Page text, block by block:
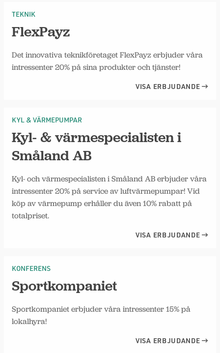
TEKNIK
FlexPayz
Det innovativa teknikföretaget FlexPayz erbjuder våra
intressenter 20% på sina produkter och tjänster!
VISA ERBJUDANDE
KYL & VÄRMEPUMPAR
Kyl- & värmespecialisten i
Småland AB
Kyl- och värmespecialisten i Småland AB erbjuder våra
intressenter 20% på service av luftvärmepumpar! Vid
köp av värmepump erhåller du även 10% rabatt på
totalpriset.
VISA ERBJUDANDE
KONFERENS
Sportkompaniet
Sportkompaniet erbjuder våra intressenter 15% på
lokalhyra!
VISA ERBJUDANDE